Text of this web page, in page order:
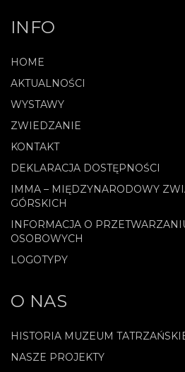
INFO
HOME
AKTUALNOŚCI
WYSTAWY
ZWIEDZANIE
KONTAKT
DEKLARACJA DOSTĘPNOŚCI
IMMA – MIĘDZYNARODOWY
GÓRSKICH
INFORMACJA O
OSOBOWYCH
LOGOTYPY
O NAS
HISTORIA MUZEUM
NASZE PROJEKTY